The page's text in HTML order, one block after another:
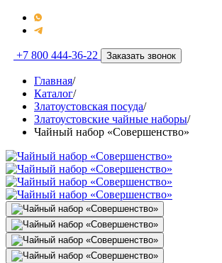
+7 800 444-36-22 Заказать звонок
Главная/
Каталог/
Златоустовская посуда/
Златоустовские чайные наборы/
Чайный набор «Совершенство»